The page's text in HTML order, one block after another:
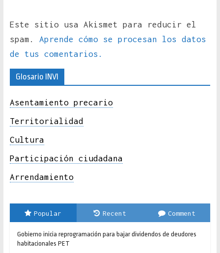
Este sitio usa Akismet para reducir el
spam. Aprende cómo se procesan los datos
de tus comentarios.
Glosario INVI
Asentamiento precario
Territorialidad
Cultura
Participación ciudadana
Arrendamiento
Popular Recent Comment
Gobierno inicia reprogramación para bajar dividendos de deudores
habitacionales PET